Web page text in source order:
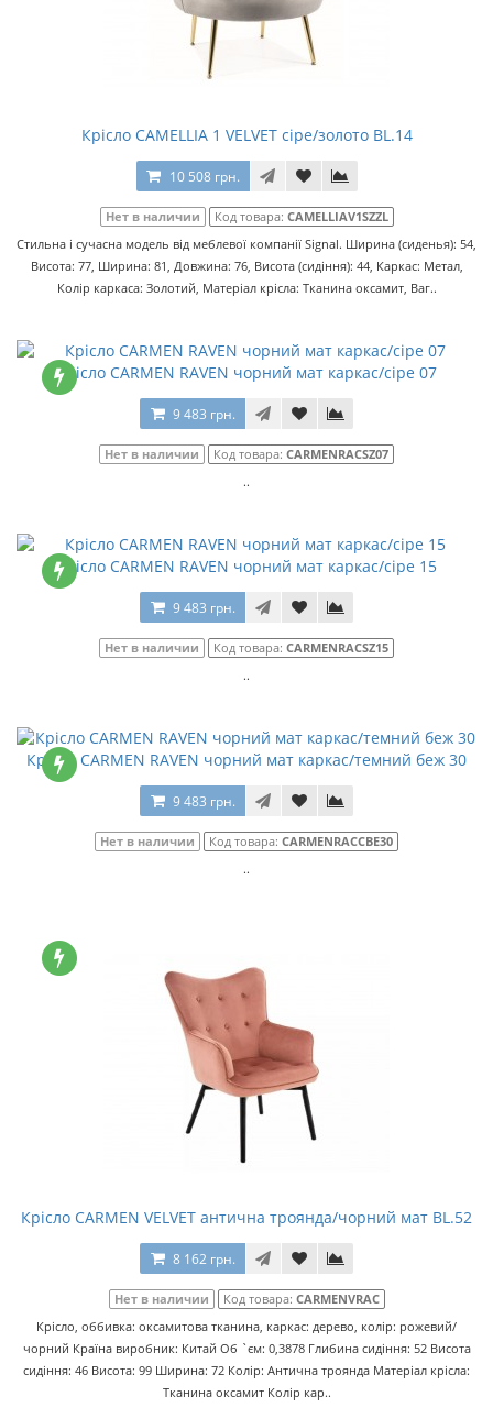
Крісло CAMELLIA 1 VELVET сіре/золото BL.14
10 508 грн.
Нет в наличии Код товара: CAMELLIAV1SZZL
Стильна і сучасна модель від меблевої компанії Signal. Ширина (сиденья): 54,
Висота: 77, Ширина: 81, Довжина: 76, Висота (сидіння): 44, Каркас: Метал,
Колір каркаса: Золотий, Матеріал крісла: Тканина оксамит, Ваг..
Крісло CARMEN RAVEN чорний мат каркас/сіре 07
9 483 грн.
Нет в наличии Код товара: CARMENRACSZ07
..
Крісло CARMEN RAVEN чорний мат каркас/сіре 15
9 483 грн.
Нет в наличии Код товара: CARMENRACSZ15
..
Крісло CARMEN RAVEN чорний мат каркас/темний беж 30
9 483 грн.
Нет в наличии Код товара: CARMENRACCBE30
..
Крісло CARMEN VELVET антична троянда/чорний мат BL.52
8 162 грн.
Нет в наличии Код товара: CARMENVRAC
Крісло, оббивка: оксамитова тканина, каркас: дерево, колір: рожевий/
чорний Країна виробник: Китай Об `єм: 0,3878 Глибина сидіння: 52 Висота
сидіння: 46 Висота: 99 Ширина: 72 Колір: Антична троянда Матеріал крісла:
Тканина оксамит Колір кар..